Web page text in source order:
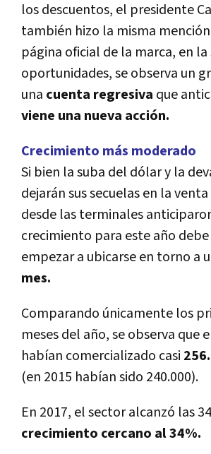
los descuentos, el presidente
también hizo la misma
página oficial de la marca, en la
oportunidades, se observa un
una cuenta regresiva que
viene una nueva acción.
Crecimiento más moderado
Si bien la suba del dólar y la
dejarán sus secuelas en la
desde las terminales
crecimiento para este año debe
empezar a ubicarse en torno a
mes.
Comparando únicamente los
meses del año, se observa que
habí­an comercializado casi
(en 2015 habí­an sido 240.000).
En 2017, el sector alcanzó las
crecimiento cercano al 34%.